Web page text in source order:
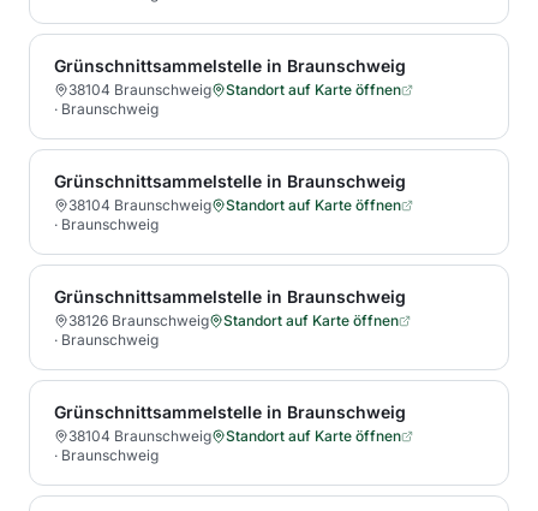
Grünschnittsammelstelle in Braunschweig
38104 Braunschweig
Standort auf Karte öffnen
· Braunschweig
Grünschnittsammelstelle in Braunschweig
38104 Braunschweig
Standort auf Karte öffnen
· Braunschweig
Grünschnittsammelstelle in Braunschweig
38126 Braunschweig
Standort auf Karte öffnen
· Braunschweig
Grünschnittsammelstelle in Braunschweig
38104 Braunschweig
Standort auf Karte öffnen
· Braunschweig